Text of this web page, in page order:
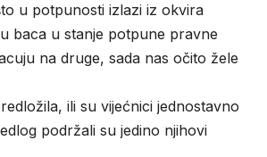
u potpunosti izlazi iz okvira
baca u stanje potpune pravne
na druge, sada nas očito žele
ili su vijećnici jednostavno
podržali su jedino njihovi